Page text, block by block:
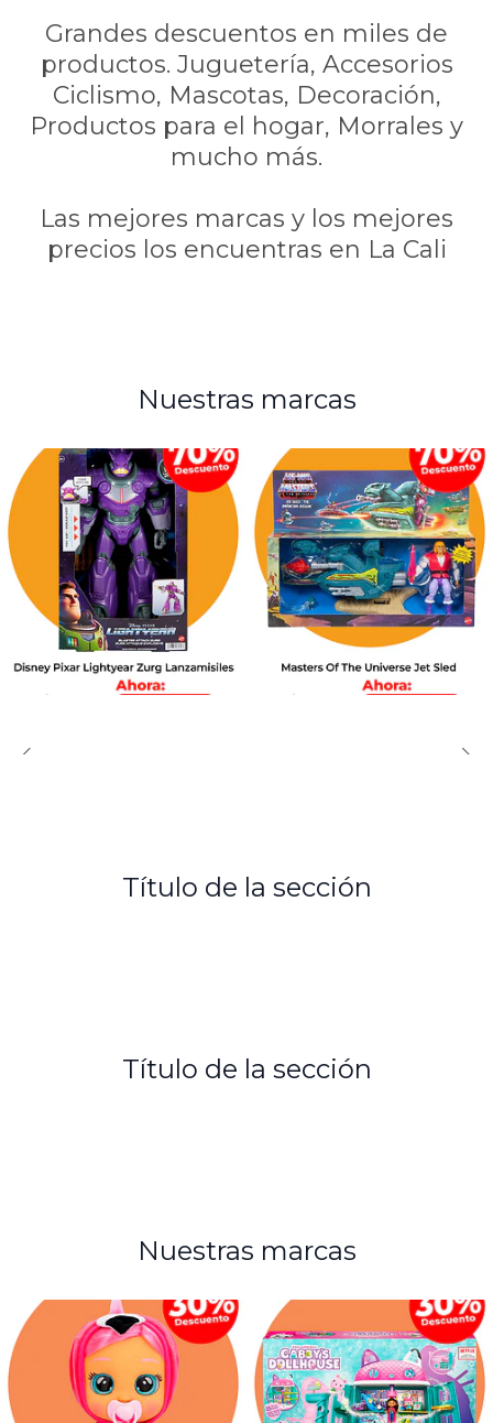
Grandes descuentos en miles de
productos. Juguetería, Accesorios
Ciclismo, Mascotas, Decoración,
Productos para el hogar, Morrales y
mucho más.
Las mejores marcas y los mejores
precios los encuentras en La Cali
Nuestras marcas
Título de la sección
Título de la sección
Nuestras marcas